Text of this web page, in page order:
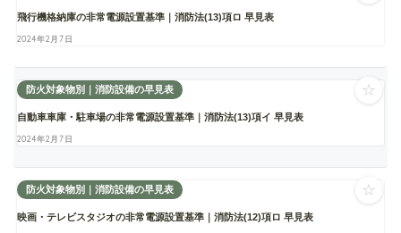
飛行機格納庫の非常電源設置基準｜消防法(13)項ロ 早見表
2024年2月7日
防火対象物別｜消防設備の早見表
自動車車庫・駐車場の非常電源設置基準｜消防法(13)項イ 早見表
2024年2月7日
☆
防火対象物別｜消防設備の早見表
映画・テレビスタジオの非常電源設置基準｜消防法(12)項ロ 早見表
☆